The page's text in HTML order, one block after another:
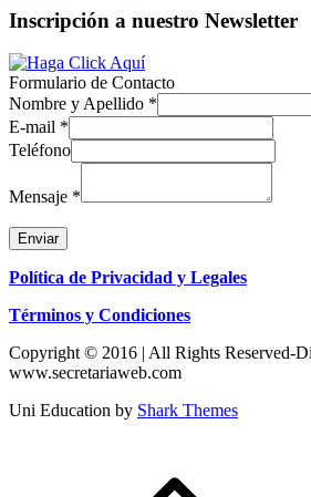
Inscripción a nuestro Newsletter
Formulario de Contacto
Nombre y Apellido *
E-mail *
Teléfono
Mensaje *
Enviar
Política de Privacidad y Legales
Términos y Condiciones
Copyright © 2016 | All Rights Reserved-
www.secretariaweb.com
Uni Education by Shark Themes